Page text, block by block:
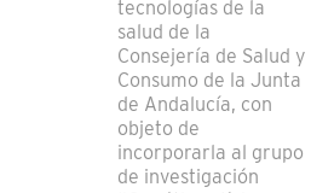
tecnologías de la
salud de la
Consejería de Salud y
Consumo de la Junta
de Andalucía, con
objeto de
incorporarla al grupo
de investigación